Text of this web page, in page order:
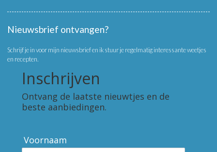
Nieuwsbrief ontvangen?
Schrijf je in voor mijn nieuwsbrief en ik stuur je regelmatig interessante weetjes
en recepten.
Inschrijven
Ontvang de laatste nieuwtjes en de
beste aanbiedingen.
Voornaam